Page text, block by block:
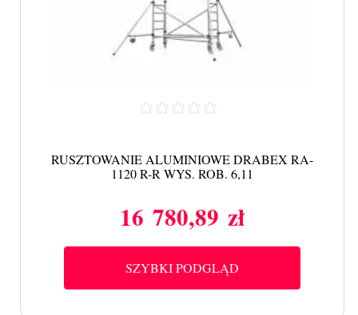
RUSZTOWANIE ALUMINIOWE DRABEX RA-
1120 R-R WYS. ROB. 6,11
Cena
16 780,89 zł
SZYBKI PODGLĄD